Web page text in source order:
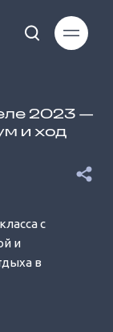
2023 —
и ход
с
и
в